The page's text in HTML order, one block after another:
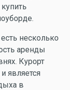
несколько
аренды
Курорт
является
в